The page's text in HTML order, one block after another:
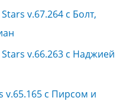
v.67.264 с Болт,
v.66.263 с Наджией
v.65.165 с Пирсом и